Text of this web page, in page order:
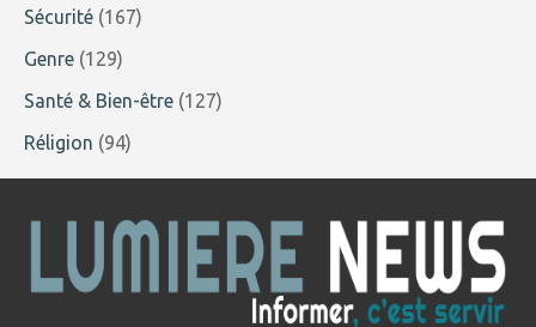
Sécurité (167)
Genre (129)
Santé & Bien-être (127)
Réligion (94)